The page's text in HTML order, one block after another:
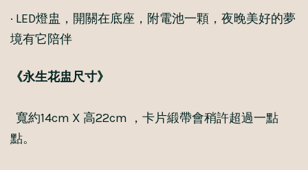
· LED燈盅，開關在底座，附電池一顆，夜晚美好的夢
境有它陪伴
《永生花盅尺寸》
寬約14cm X 高22cm ，卡片緞帶會稍許超過一點
點。